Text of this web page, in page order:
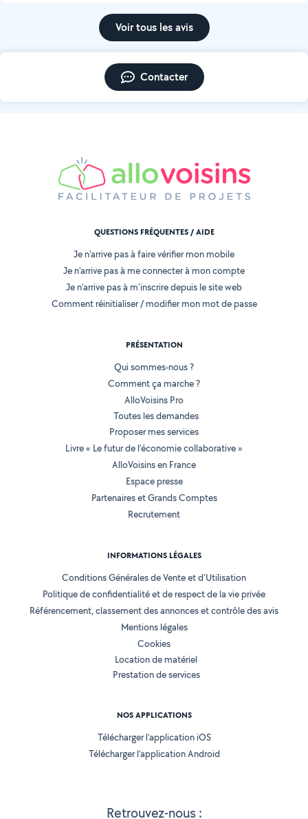
Voir tous les avis
Contacter
Retrouvez-nous :
QUESTIONS FRÉQUENTES / AIDE
Je n'arrive pas à faire vérifier mon mobile
Je n'arrive pas à me connecter à mon compte
Je n'arrive pas à m'inscrire depuis le site web
Comment réinitialiser / modifier mon mot de passe
PRÉSENTATION
Qui sommes-nous ?
Comment ça marche ?
AlloVoisins Pro
Toutes les demandes
Proposer mes services
Livre « Le futur de l'économie collaborative »
AlloVoisins en France
Espace presse
Partenaires et Grands Comptes
Recrutement
INFORMATIONS LÉGALES
Conditions Générales de Vente et d'Utilisation
Politique de confidentialité et de respect de la vie privée
Référencement, classement des annonces et contrôle des avis
Mentions légales
Cookies
Location de matériel
Prestation de services
NOS APPLICATIONS
Télécharger l’application iOS
Télécharger l’application Android